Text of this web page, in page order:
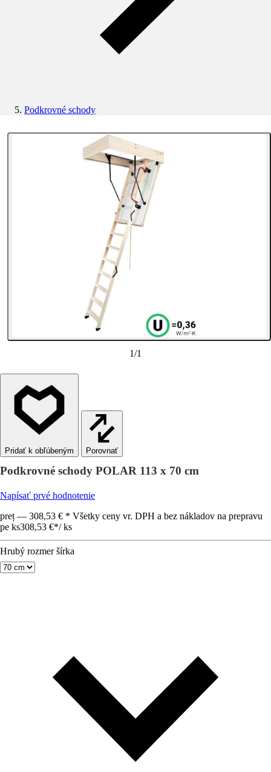
Podkrovné schody
1/1
Porovnať
Podkrovné schody POLAR 113 x 70 cm
Napísať prvé hodnotenie
preț — 308,53 € * Všetky ceny vr. DPH a bez nákladov na prepravu
pe ks308,53 €*/ ks
Hrubý rozmer šírka